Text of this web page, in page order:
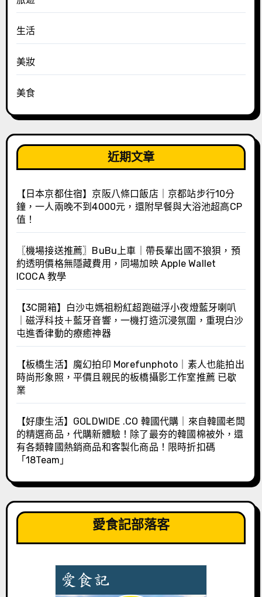
生活
美妝
美食
近期文章
【日本京都住宿】京阪八條口飯店｜京都站步行10分
鐘，一人兩晚不到4000元，還附早餐與大浴池超高CP
值！
〖機場接送推薦〗BuBu上車｜帶長輩出國不狼狽，預
約透明價格無隱藏費用，同場加映 Apple Wallet
ICOCA 教學
【3C開箱】白沙屯媽祖粉紅超跑磁浮小夜燈藍牙喇叭
｜磁浮科技＋藍牙音響，一機打造沉浸氛圍，重現白沙
屯進香律動的療癒神器
【板橋生活】魔幻拍印 Morefunphoto｜素人也能拍出
時尚形象照，平價且親民的板橋攝影工作室推薦 已歇
業
【好康生活】GOLDWIDE .CO 韓國代購｜來自韓國老闆
的精選商品，代購新體驗！除了最夯的韓國棉被外，還
有各類韓國熱銷商品和客製化商品！限時折扣碼
「18Team」
愛食記部落客